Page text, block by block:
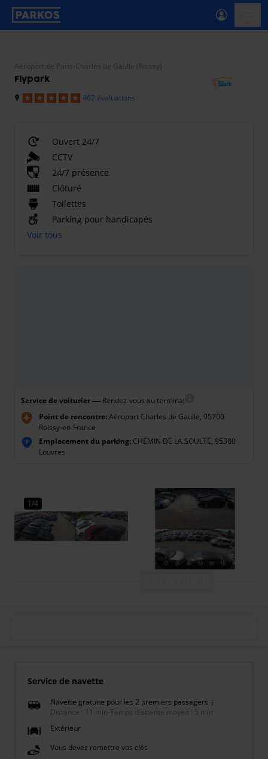
étiquette-de-navigation-principale
Aéroport de Paris-Charles de Gaulle (Roissy)
Flypark
9 462 évaluations
Ouvert 24/7
CCTV
24/7 présence
Clôturé
Toilettes
Parking pour handicapés
Voir tous
Service de voiturier— Rendez-vous au terminal
Point de rencontre:Aéroport Charles de Gaulle, 95700
Roissy-en-France
P Emplacement du parking: CHEMIN DE LA SOULTE, 95380
Louvres
1/4
Service de navette
Navette gratuite pour les 2 premiers passagers
Distance : 11 min
Temps d'attente moyen : 5 min
Extérieur
Vous devez remettre vos clés